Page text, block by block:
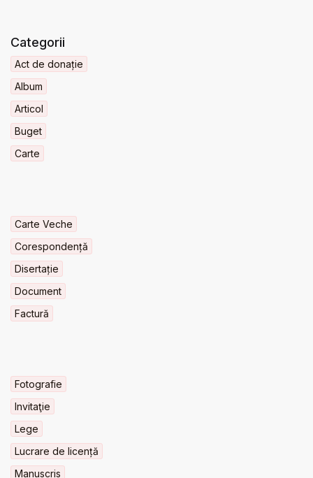
Categorii
Act de donație
Album
Articol
Buget
Carte
Carte Veche
Corespondență
Disertație
Document
Factură
Fotografie
Invitaţie
Lege
Lucrare de licență
Manuscris